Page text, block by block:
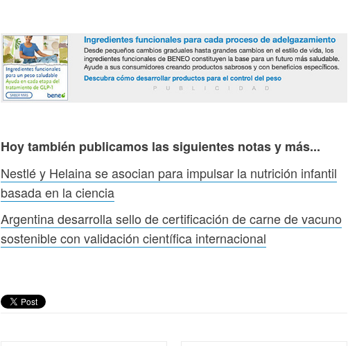
Hoy también publicamos las siguientes notas y más...
Nestlé y Helaina se asocian para impulsar la nutrición infantil
basada en la ciencia
Argentina desarrolla sello de certificación de carne de vacuno
sostenible con validación científica internacional